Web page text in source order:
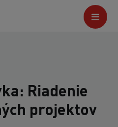
Riadenie
projektov